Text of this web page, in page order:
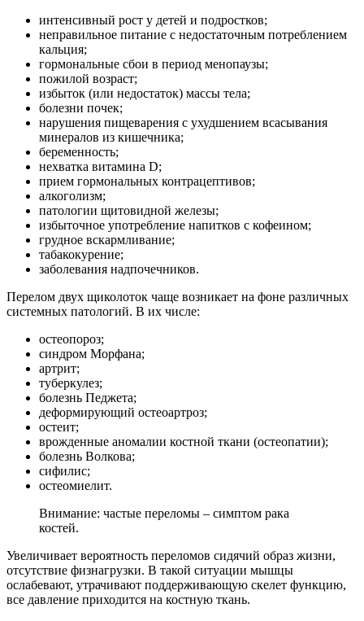
интенсивный рост у детей и подростков;
неправильное питание с недостаточным потреблением
кальция;
гормональные сбои в период менопаузы;
пожилой возраст;
избыток (или недостаток) массы тела;
болезни почек;
нарушения пищеварения с ухудшением всасывания
минералов из кишечника;
беременность;
нехватка витамина D;
прием гормональных контрацептивов;
алкоголизм;
патологии щитовидной железы;
избыточное употребление напитков с кофеином;
грудное вскармливание;
табакокурение;
заболевания надпочечников.
Перелом двух щиколоток чаще возникает на фоне различных
системных патологий. В их числе:
остеопороз;
синдром Морфана;
артрит;
туберкулез;
болезнь Педжета;
деформирующий остеоартроз;
остеит;
врожденные аномалии костной ткани (остеопатии);
болезнь Волкова;
сифилис;
остеомиелит.
Внимание: частые переломы – симптом рака
костей.
Увеличивает вероятность переломов сидячий образ жизни,
отсутствие физнагрузки. В такой ситуации мышцы
ослабевают, утрачивают поддерживающую скелет функцию,
все давление приходится на костную ткань.